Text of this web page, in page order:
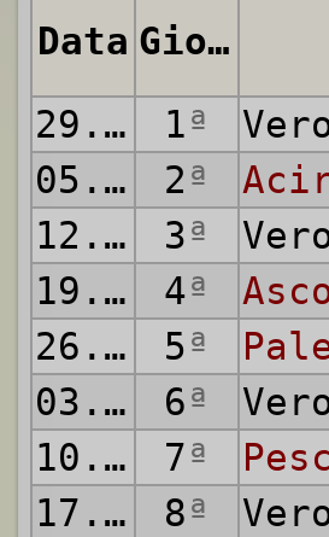
Data Giornata
29.08.1993
1ª
05.09.1993
2ª
12.09.1993
3ª
19.09.1993
4ª
26.09.1993
5ª
03.10.1993
6ª
10.10.1993
7ª
17.10.1993
8ª